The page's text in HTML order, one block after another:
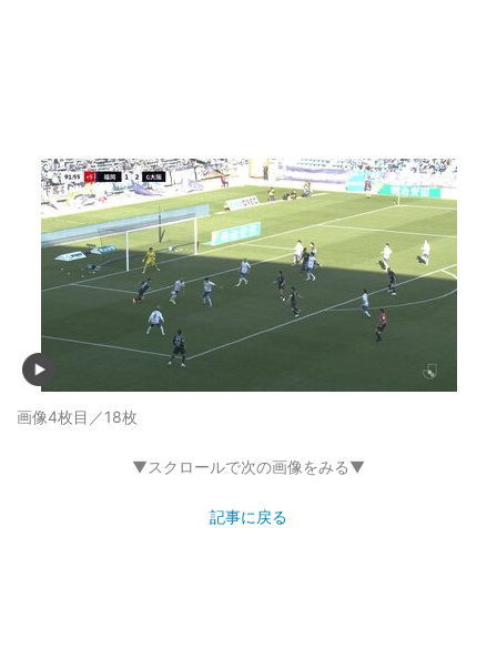
画像4枚目／18枚
▼スクロールで次の画像をみる▼
記事に戻る